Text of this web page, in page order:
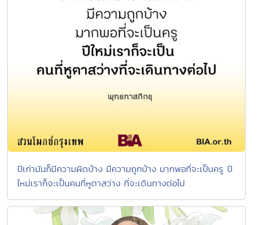
ปีเก่ามันก็มีความผิดบ้าง มีความถูกบ้าง มากพอที่จะเป็นครู ปี
ใหม่เราก็จะเป็นคนที่หูตาสว่าง ที่จะเดินทางต่อไป